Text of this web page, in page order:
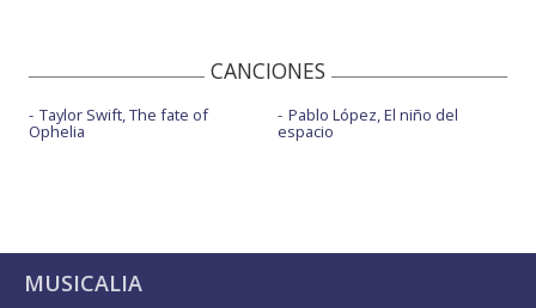
CANCIONES
Taylor Swift, The fate of
Ophelia
Pablo López, El niño del
espacio
MUSICALIA